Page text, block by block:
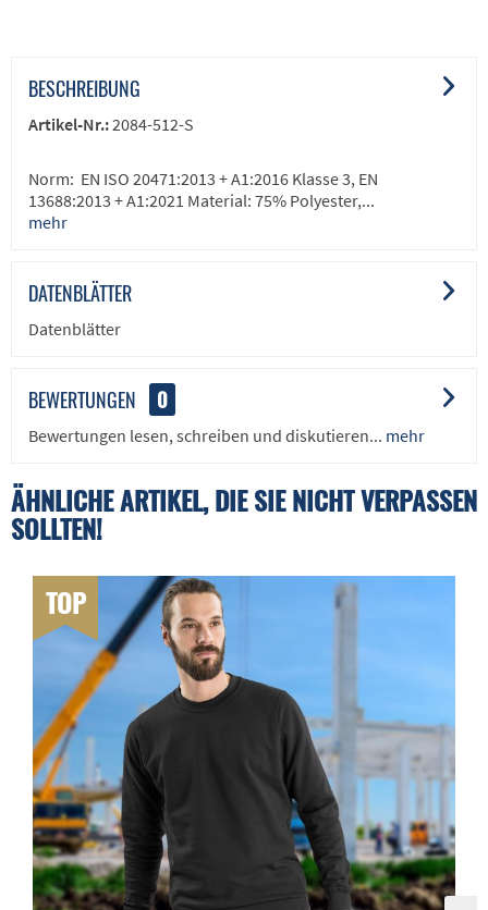
BESCHREIBUNG
Artikel-Nr.:2084-512-S
Norm: EN ISO 20471:2013 + A1:2016 Klasse 3, EN
13688:2013 + A1:2021 Material: 75% Polyester,...
mehr
DATENBLÄTTER
Datenblätter
BEWERTUNGEN 0
Bewertungen lesen, schreiben und diskutieren... mehr
ÄHNLICHE ARTIKEL, DIE SIE NICHT VERPASSEN
SOLLTEN!
TOP